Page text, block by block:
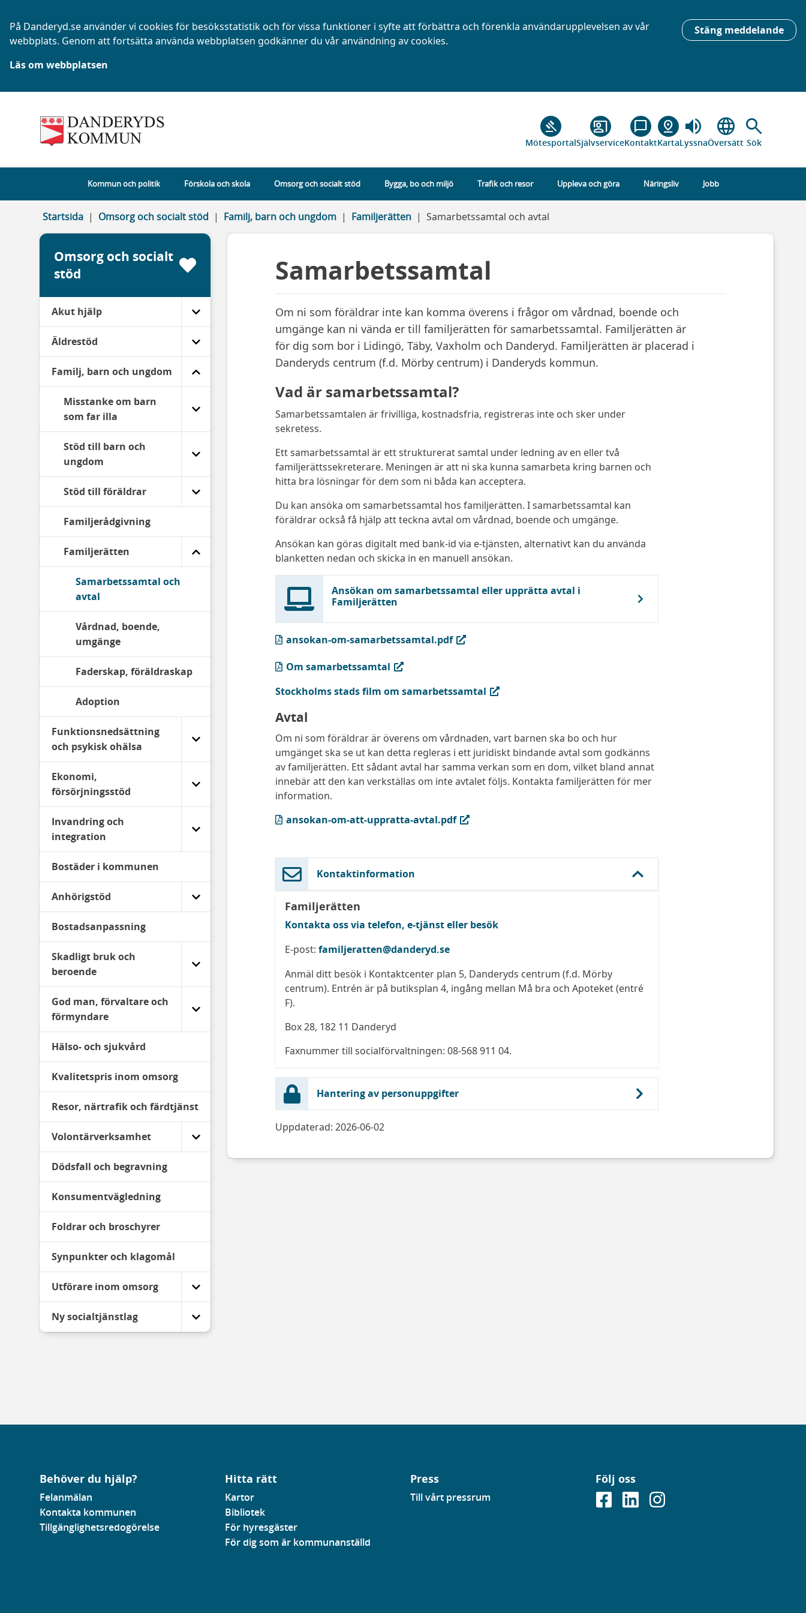
Stäng meddelande
På Danderyd.se använder vi cookies för besöksstatistik och för vissa funktioner i syfte att förbättra och förenkla användarupplevelsen av vår
webbplats. Genom att fortsätta använda webbplatsen godkänner du vår användning av cookies.
Läs om webbplatsen
gavel
Mötesportal
co_present
Självservice
chat_bubble_outline
Kontakt
pin_drop
Karta
volume_up
Lyssna
language
Översätt
search
Sök
Kommun och politik Förskola och skola Omsorg och socialt stöd Bygga, bo och miljö Trafik och resor Uppleva och göra Näringsliv Jobb
Startsida Omsorg och socialt stöd Familj, barn och ungdom Familjerätten Samarbetssamtal och avtal
Samarbetssamtal
Om ni som föräldrar inte kan komma överens i frågor om vårdnad, boende och
umgänge kan ni vända er till familjerätten för samarbetssamtal. Familjerätten är
för dig som bor i Lidingö, Täby, Vaxholm och Danderyd. Familjerätten är placerad i
Danderyds centrum (f.d. Mörby centrum) i Danderyds kommun.
Vad är samarbetssamtal?
Samarbetssamtalen är frivilliga, kostnadsfria, registreras inte och sker under
sekretess.
Ett samarbetssamtal är ett strukturerat samtal under ledning av en eller två
familjerättssekreterare. Meningen är att ni ska kunna samarbeta kring barnen och
hitta bra lösningar för dem som ni båda kan acceptera.
Du kan ansöka om samarbetssamtal hos familjerätten. I samarbetssamtal kan
föräldrar också få hjälp att teckna avtal om vårdnad, boende och umgänge.
Ansökan kan göras digitalt med bank-id via e-tjänsten, alternativt kan du använda
blanketten nedan och skicka in en manuell ansökan.
Ansökan om samarbetssamtal eller upprätta avtal i
Familjerätten
ansokan-om-samarbetssamtal.pdf
(PDF, öppnas i ny flik)
Om samarbetssamtal
(PDF, öppnas i ny flik)
Stockholms stads film om samarbetssamtal
(extern länk, öppnas i ny flik)
Avtal
Om ni som föräldrar är överens om vårdnaden, vart barnen ska bo och hur
umgänget ska se ut kan detta regleras i ett juridiskt bindande avtal som godkänns
av familjerätten. Ett sådant avtal har samma verkan som en dom, vilket bland annat
innebär att den kan verkställas om inte avtalet följs. Kontakta familjerätten för mer
information.
ansokan-om-att-uppratta-avtal.pdf
(PDF, öppnas i ny flik)
Kontaktinformation
Familjerätten
Kontakta oss via telefon, e-tjänst eller besök
E-post: familjeratten@danderyd.se
Anmäl ditt besök i Kontaktcenter plan 5, Danderyds centrum (f.d. Mörby
centrum). Entrén är på butiksplan 4, ingång mellan Må bra och Apoteket (entré
F).
Box 28, 182 11 Danderyd
Faxnummer till socialförvaltningen: 08-568 911 04.
Hantering av personuppgifter
Uppdaterad: 2026-06-02
Omsorg och socialt
stöd
Akut hjälp
Äldrestöd
Familj, barn och ungdom
Misstanke om barn
som far illa
Stöd till barn och
ungdom
Stöd till föräldrar
Familjerådgivning
Familjerätten
Samarbetssamtal och
avtal
Vårdnad, boende,
umgänge
Faderskap, föräldraskap
Adoption
Funktionsnedsättning
och psykisk ohälsa
Ekonomi,
försörjningsstöd
Invandring och
integration
Bostäder i kommunen
Anhörigstöd
Bostadsanpassning
Skadligt bruk och
beroende
God man, förvaltare och
förmyndare
Hälso- och sjukvård
Kvalitetspris inom omsorg
Resor, närtrafik och färdtjänst
Volontärverksamhet
Dödsfall och begravning
Konsumentvägledning
Foldrar och broschyrer
Synpunkter och klagomål
Utförare inom omsorg
Ny socialtjänstlag
Behöver du hjälp?
Felanmälan
Kontakta kommunen
Tillgänglighetsredogörelse
Hitta rätt
Kartor
Bibliotek
För hyresgäster
För dig som är kommunanställd
Press
Till vårt pressrum
Följ oss